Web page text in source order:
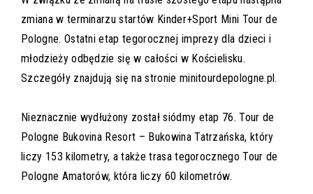
zmiana w terminarzu startów Kinder+Sport Mini Tour de
Pologne. Ostatni etap tegorocznej imprezy dla dzieci i
młodzieży odbędzie się w całości w Kościelisku.
Szczegóły znajdują się na stronie minitourdepologne.pl.
Nieznacznie wydłużony został siódmy etap 76. Tour de
Pologne Bukovina Resort – Bukowina Tatrzańska, który
liczy 153 kilometry, a także trasa tegorocznego Tour de
Pologne Amatorów, która liczy 60 kilometrów.